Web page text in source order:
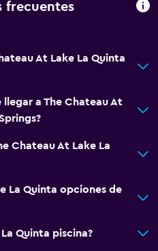
frecuentes
At Lake La Quinta
llegar a The Chateau At
Chateau At Lake La
La Quinta opciones de
Quinta piscina?